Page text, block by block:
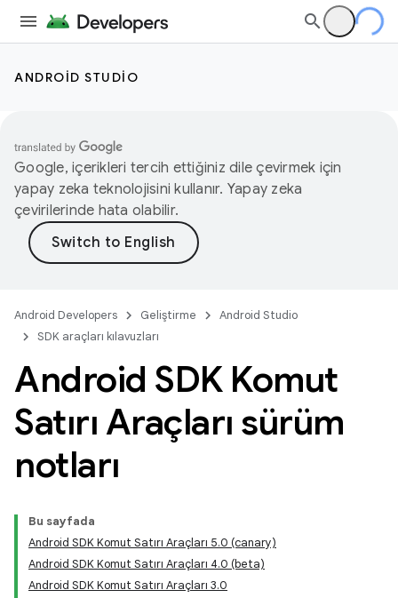
ANDROID STUDIO
Google, içerikleri tercih ettiğiniz dile çevirmek için
yapay zeka teknolojisini kullanır. Yapay zeka
çevirilerinde hata olabilir.
Android Developers Geliştirme
Android Studio
SDK araçları kılavuzları
Android SDK Komut
Satırı Araçları sürüm
notları
Bu sayfada
Android SDK Komut Satırı Araçları 5.0 (canary)
Android SDK Komut Satırı Araçları 4.0 (beta)
Android SDK Komut Satırı Araçları 3.0